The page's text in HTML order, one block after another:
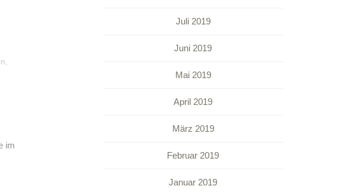
,
im
Juli 2019
Juni 2019
Mai 2019
April 2019
März 2019
Februar 2019
Januar 2019